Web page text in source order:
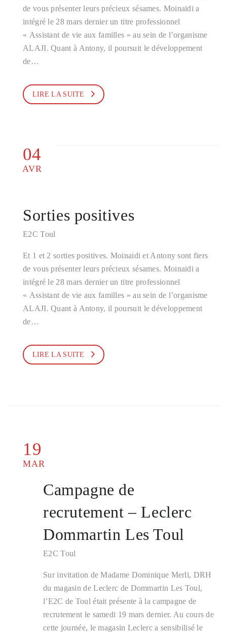
de vous présenter leurs précieux sésames. Moinaidi a
intégré le 28 mars dernier un titre professionnel
« Assistant de vie aux familles » au sein de l’organisme
ALAJI. Quant à Antony, il poursuit le développement
de…
LIRE LA SUITE
04
AVR
Sorties positives
E2C Toul
Et 1 et 2 sorties positives. Moinaidi et Antony sont fiers
de vous présenter leurs précieux sésames. Moinaidi a
intégré le 28 mars dernier un titre professionnel
« Assistant de vie aux familles » au sein de l’organisme
ALAJI. Quant à Antony, il poursuit le développement
de…
LIRE LA SUITE
19
MAR
Campagne de
recrutement – Leclerc
Dommartin Les Toul
E2C Toul
Sur invitation de Madame Dominique Merli, DRH
du magasin de Leclerc de Dommartin Les Toul,
l’E2C de Toul était présente à la campagne de
recrutement le samedi 19 mars dernier. Au cours de
cette journée, le magasin Leclerc a sensibilisé le